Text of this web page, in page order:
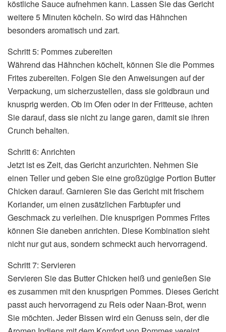
köstliche Sauce aufnehmen kann. Lassen Sie das Gericht
weitere 5 Minuten köcheln. So wird das Hähnchen
besonders aromatisch und zart.
Schritt 5: Pommes zubereiten
Während das Hähnchen köchelt, können Sie die Pommes
Frites zubereiten. Folgen Sie den Anweisungen auf der
Verpackung, um sicherzustellen, dass sie goldbraun und
knusprig werden. Ob im Ofen oder in der Fritteuse, achten
Sie darauf, dass sie nicht zu lange garen, damit sie ihren
Crunch behalten.
Schritt 6: Anrichten
Jetzt ist es Zeit, das Gericht anzurichten. Nehmen Sie
einen Teller und geben Sie eine großzügige Portion Butter
Chicken darauf. Garnieren Sie das Gericht mit frischem
Koriander, um einen zusätzlichen Farbtupfer und
Geschmack zu verleihen. Die knusprigen Pommes Frites
können Sie daneben anrichten. Diese Kombination sieht
nicht nur gut aus, sondern schmeckt auch hervorragend.
Schritt 7: Servieren
Servieren Sie das Butter Chicken heiß und genießen Sie
es zusammen mit den knusprigen Pommes. Dieses Gericht
passt auch hervorragend zu Reis oder Naan-Brot, wenn
Sie möchten. Jeder Bissen wird ein Genuss sein, der die